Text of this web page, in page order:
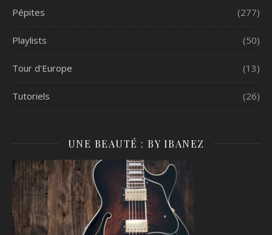
Pépites (277)
Playlists (50)
Tour d'Europe (13)
Tutoriels (26)
UNE BEAUTÉ : BY IBANEZ